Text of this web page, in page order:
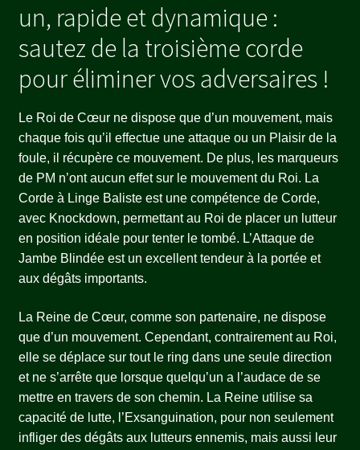
un, rapide et dynamique :
sautez de la troisième corde
pour éliminer vos adversaires !
Le Roi de Cœur ne dispose que d’un mouvement, mais
chaque fois qu’il effectue une attaque ou un Plaisir de la
foule, il récupère ce mouvement. De plus, les marqueurs
de PM n’ont aucun effet sur le mouvement du Roi. La
Corde à Linge Baliste est une compétence de Corde,
avec Knockdown, permettant au Roi de placer un lutteur
en position idéale pour tenter le tombé. L’Attaque de
Jambe Blindée est un excellent tendeur à la portée et
aux dégâts importants.
La Reine de Cœur, comme son partenaire, ne dispose
que d’un mouvement. Cependant, contrairement au Roi,
elle se déplace sur tout le ring dans une seule direction
et ne s’arrête que lorsque quelqu’un a l’audace de se
mettre en travers de son chemin. La Reine utilise sa
capacité de lutte, l’Exsanguination, pour non seulement
infliger des dégâts aux lutteurs ennemis, mais aussi leur